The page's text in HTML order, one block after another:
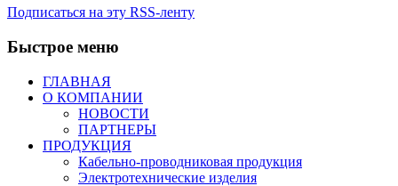
Подписаться на эту RSS-ленту
Быстрое меню
ГЛАВНАЯ
О КОМПАНИИ
НОВОСТИ
ПАРТНЕРЫ
ПРОДУКЦИЯ
Кабельно-проводниковая продукция
Электротехнические изделия